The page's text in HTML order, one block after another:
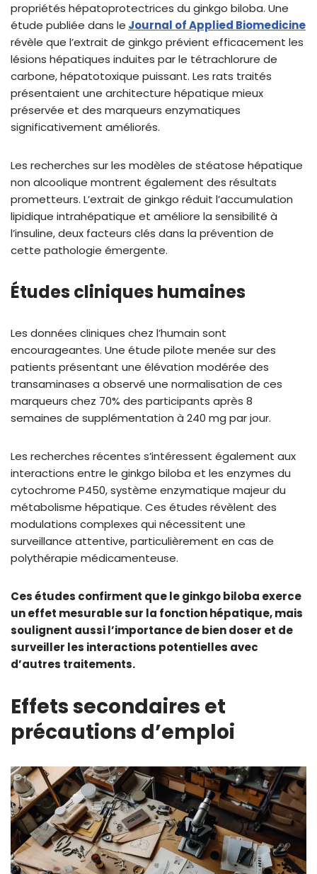
propriétés hépatoprotectrices du ginkgo biloba. Une
étude publiée dans le Journal of Applied Biomedicine
révèle que l’extrait de ginkgo prévient efficacement les
lésions hépatiques induites par le tétrachlorure de
carbone, hépatotoxique puissant. Les rats traités
présentaient une architecture hépatique mieux
préservée et des marqueurs enzymatiques
significativement améliorés.
Les recherches sur les modèles de stéatose hépatique
non alcoolique montrent également des résultats
prometteurs. L’extrait de ginkgo réduit l’accumulation
lipidique intrahépatique et améliore la sensibilité à
l’insuline, deux facteurs clés dans la prévention de
cette pathologie émergente.
Études cliniques humaines
Les données cliniques chez l’humain sont
encourageantes. Une étude pilote menée sur des
patients présentant une élévation modérée des
transaminases a observé une normalisation de ces
marqueurs chez 70% des participants après 8
semaines de supplémentation à 240 mg par jour.
Les recherches récentes s’intéressent également aux
interactions entre le ginkgo biloba et les enzymes du
cytochrome P450, système enzymatique majeur du
métabolisme hépatique. Ces études révèlent des
modulations complexes qui nécessitent une
surveillance attentive, particulièrement en cas de
polythérapie médicamenteuse.
Ces études confirment que le ginkgo biloba exerce
un effet mesurable sur la fonction hépatique, mais
soulignent aussi l’importance de bien doser et de
surveiller les interactions potentielles avec
d’autres traitements.
Effets secondaires et
précautions d’emploi